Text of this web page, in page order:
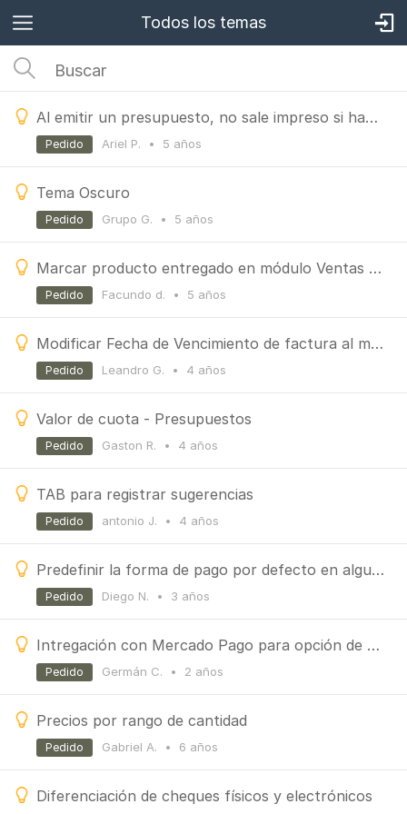
Todos los temas
Al emitir un presupuesto, no sale impreso si hacemos un descuento al cliente
Ariel P. • 5 años
Pedido
Tema Oscuro
Grupo G. • 5 años
Pedido
Marcar producto entregado en módulo Ventas Mercadolibre
Facundo d. • 5 años
Pedido
Modificar Fecha de Vencimiento de factura al momento de emitirla
Leandro G. • 4 años
Pedido
Valor de cuota - Presupuestos
Gaston R. • 4 años
Pedido
TAB para registrar sugerencias
antonio J. • 4 años
Pedido
Predefinir la forma de pago por defecto en algunos clientes
Diego N. • 3 años
Pedido
Intregación con Mercado Pago para opción de cobro con QR
Germán C. • 2 años
Pedido
Precios por rango de cantidad
Gabriel A. • 6 años
Pedido
Diferenciación de cheques físicos y electrónicos